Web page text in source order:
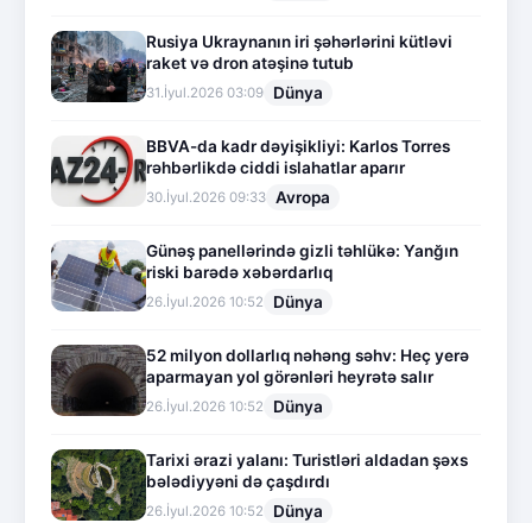
Rusiya Ukraynanın iri şəhərlərini kütləvi
raket və dron atəşinə tutub
31.İyul.2026 03:09 Dünya
BBVA-da kadr dəyişikliyi: Karlos Torres
rəhbərlikdə ciddi islahatlar aparır
30.İyul.2026 09:33 Avropa
Günəş panellərində gizli təhlükə: Yanğın
riski barədə xəbərdarlıq
26.İyul.2026 10:52 Dünya
52 milyon dollarlıq nəhəng səhv: Heç yerə
aparmayan yol görənləri heyrətə salır
26.İyul.2026 10:52 Dünya
Tarixi ərazi yalanı: Turistləri aldadan şəxs
bələdiyyəni də çaşdırdı
26.İyul.2026 10:52 Dünya